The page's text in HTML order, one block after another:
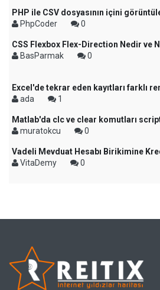
PHP ile CSV dosyasının içini
PhpCoder
0
CSS Flexbox Flex-Direction Nedir ve
BasParmak
0
Excel'de tekrar eden kayıtları farklı
ada
1
Matlab'da clc ve clear komutları
muratokcu
0
Vadeli Mevduat Hesabı Birikimine
VitaDemy
0